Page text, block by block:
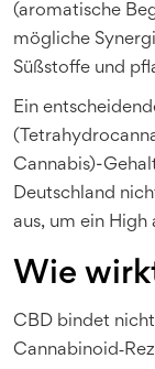
(aromatische
mögliche
Süßstoffe und
Ein
(
Cannabis)-
Deutschland
aus, um ein High
Wie
CBD bindet